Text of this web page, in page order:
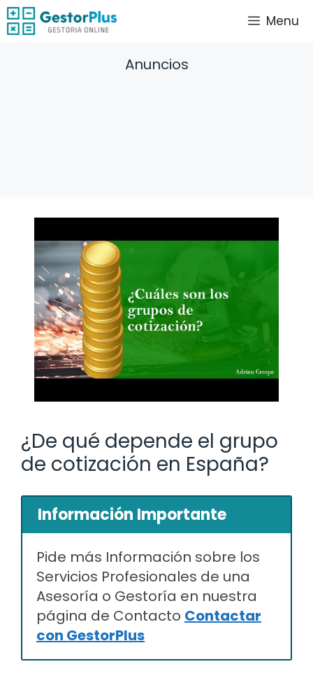
Saltar
al
Menu
Anuncios
¿De qué depende el grupo
de cotización en España?
Información Importante
Pide más Información sobre los
Servicios Profesionales de una
Asesoría o Gestoría en nuestra
página de Contacto Contactar
con GestorPlus